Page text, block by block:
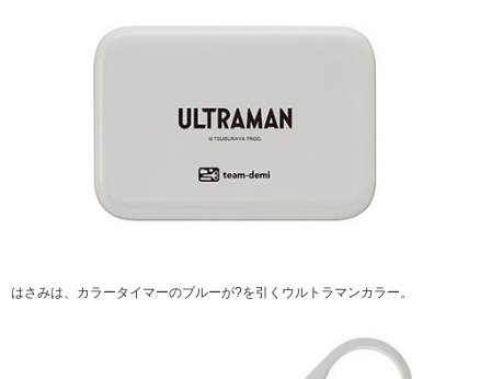
はさみは、カラータイマーのブルーが?を引くウルトラマンカラー。